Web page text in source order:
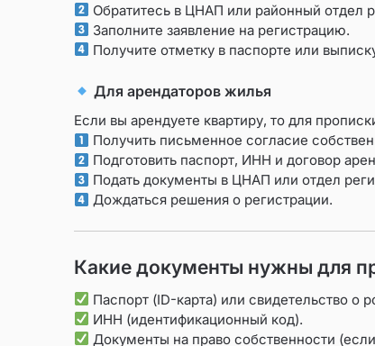
Обратитесь в ЦНАП или районный отдел
Заполните заявление на регистрацию.
Получите отметку в паспорте или
Для арендаторов жилья
Если вы арендуете квартиру, то для
Получить письменное согласие
Подготовить паспорт, ИНН и договор
Подать документы в ЦНАП или отдел
Дождаться решения о регистрации.
Какие документы нужны для
Паспорт (ID-карта) или свидетельство о
ИНН (идентификационный код).
Документы на право собственности